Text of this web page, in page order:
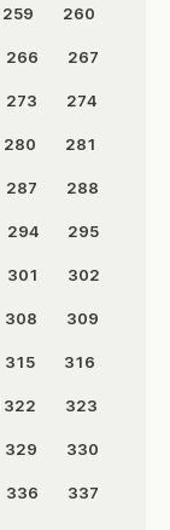
259 260
266 267
273 274
280 281
287 288
294 295
301 302
308 309
315 316
322 323
329 330
336 337